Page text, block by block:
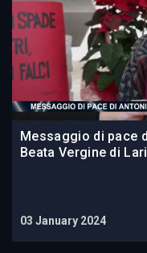
Messaggio di pace
Beata Vergine di
03 January 2024